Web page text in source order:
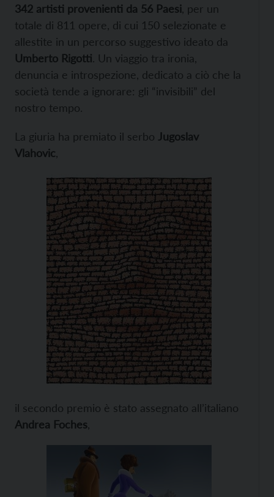
342 artisti provenienti da 56 Paesi , per un
totale di 811 opere, di cui 150 selezionate e
allestite in un percorso suggestivo ideato da
Umberto Rigotti. Un viaggio tra ironia,
denuncia e introspezione, dedicato a ciò che la
società tende a ignorare: gli “invisibili” del
nostro tempo.
La giuria ha premiato il serbo Jugoslav
Vlahovic
il secondo premio è stato assegnato all’italiano
Andrea Foches